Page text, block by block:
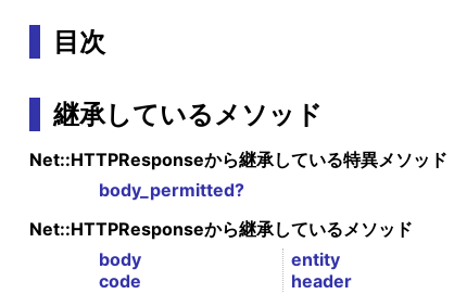
目次
継承しているメソッド
Net::HTTPResponseから継承している特異メソッド
body_permitted?
Net::HTTPResponseから継承しているメソッド
body
code
entity
header